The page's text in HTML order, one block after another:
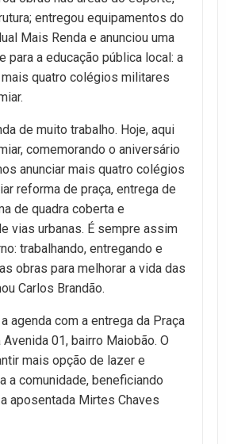
entregou equipamentos do
Mais Renda e anunciou uma
para a educação pública local: a
quatro colégios militares
de muito trabalho. Hoje, aqui
comemorando o aniversário
anunciar mais quatro colégios
reforma de praça, entrega de
de quadra coberta e
vias urbanas. É sempre assim
trabalhando, entregando e
obras para melhorar a vida das
Carlos Brandão.
agenda com a entrega da Praça
Avenida 01, bairro Maiobão. O
mais opção de lazer e
a comunidade, beneficiando
aposentada Mirtes Chaves